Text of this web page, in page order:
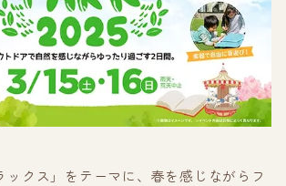
ックス」をテーマに、春を感じながらフ